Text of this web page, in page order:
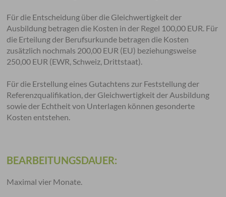
Für die Entscheidung über die Gleichwertigkeit der
Ausbildung betragen die Kosten in der Regel 100,00 EUR. Für
die Erteilung der Berufsurkunde betragen die Kosten
zusätzlich nochmals 200,00 EUR (EU) beziehungsweise
250,00 EUR (EWR, Schweiz, Drittstaat).
Für die Erstellung eines Gutachtens zur Feststellung der
Referenzqualifikation, der Gleichwertigkeit der Ausbildung
sowie der Echtheit von Unterlagen können gesonderte
Kosten entstehen.
BEARBEITUNGSDAUER:
Maximal vier Monate.